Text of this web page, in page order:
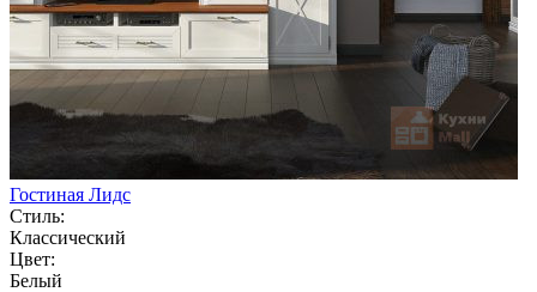
Гостиная Лидс
Стиль:
Классический
Цвет:
Белый